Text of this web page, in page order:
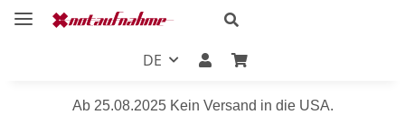
DE
Ab 25.08.2025 Kein Versand in die USA.